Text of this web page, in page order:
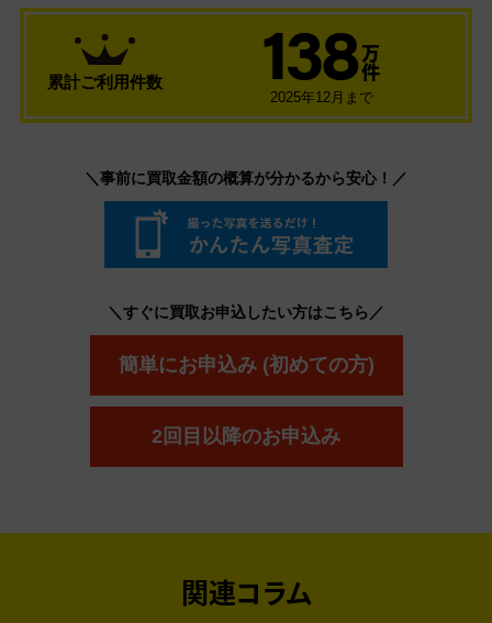
累計ご利用件数 138 万
件
2025年12月まで
＼事前に買取金額の概算が分かるから安心！／
＼すぐに買取お申込したい方はこちら／
簡単にお申込み (初めての方)
2回目以降のお申込み
関連コラム